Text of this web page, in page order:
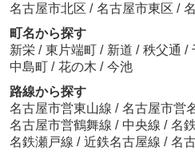
名古屋市北区 / 名古屋市東区 /
町名から探す
新栄 / 東片端町 / 新道 / 秩父通 /
中島町 / 花の木 / 今池
路線から探す
名古屋市営東山線 / 名古屋市営
名古屋市営鶴舞線 / 中央線 / 名
名鉄瀬戸線 / 近鉄名古屋線 / 名